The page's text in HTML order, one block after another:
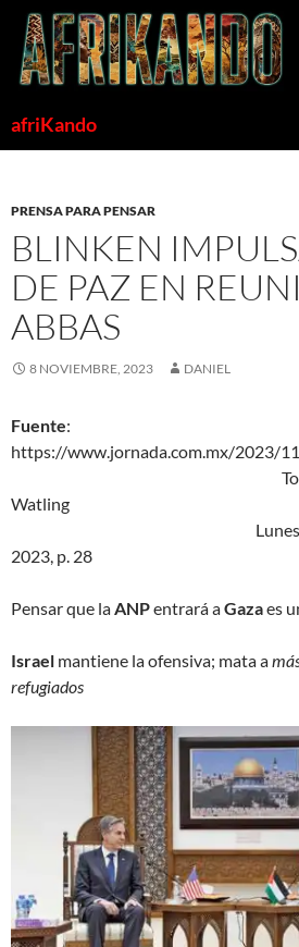
Saltar
contenido
afriKando
PRENSA PARA PENSAR
BLINKEN
DE PAZ EN
ABBAS
8 NOVIEMBRE, 2023 DANIEL
Fuente:
https://www.jornada.com.mx/2023/
Watling The
Lunes 6 de
2023, p. 28
Pensar que laANPentrará aGazaes
Israel mantiene la ofensiva; mata a
refugiados